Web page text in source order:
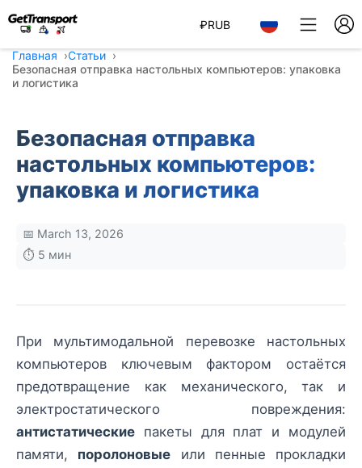
₽RUB
Главная
Статьи
Безопасная отправка настольных компьютеров: упаковка
и логистика
Безопасная отправка
настольных компьютеров:
упаковка и логистика
📅 March 13, 2026
⏱️ 5 мин
При мультимодальной перевозке настольных
компьютеров ключевым фактором остаётся
предотвращение как механического, так и
электростатического повреждения:
антистатические пакеты для плат и модулей
памяти, поролоновые или пенные прокладки